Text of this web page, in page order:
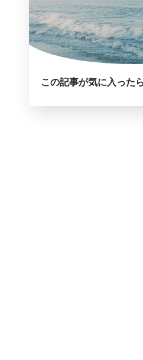
この記事が気に入った